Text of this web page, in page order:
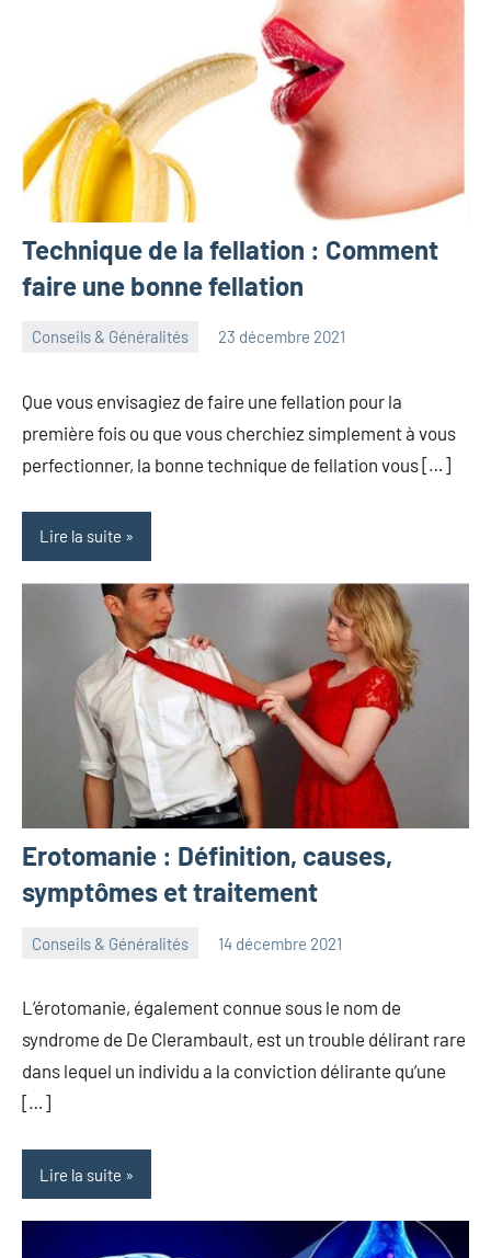
Technique de la fellation : Comment
faire une bonne fellation
Conseils & Généralités 23 décembre 2021
Que vous envisagiez de faire une fellation pour la
première fois ou que vous cherchiez simplement à vous
perfectionner, la bonne technique de fellation vous […]
Lire la suite
Erotomanie : Définition, causes,
symptômes et traitement
Conseils & Généralités 14 décembre 2021
L’érotomanie, également connue sous le nom de
syndrome de De Clerambault, est un trouble délirant rare
dans lequel un individu a la conviction délirante qu’une
[…]
Lire la suite